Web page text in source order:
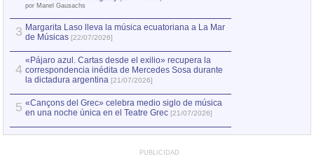
por Manel Gausachs
3 Margarita Laso lleva la música ecuatoriana a La Mar
de Músicas [22/07/2026]
4
«Pájaro azul. Cartas desde el exilio» recupera la
correspondencia inédita de Mercedes Sosa durante
la dictadura argentina [21/07/2026]
5 «Cançons del Grec» celebra medio siglo de música
en una noche única en el Teatre Grec [21/07/2026]
PUBLICIDAD